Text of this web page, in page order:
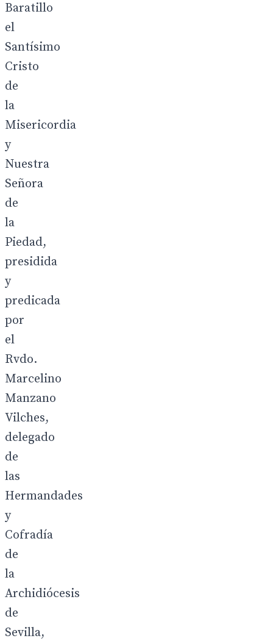
Baratillo
el
Santísimo
Cristo
de
la
Misericordia
y
Nuestra
Señora
de
la
Piedad,
presidida
y
predicada
por
el
Rvdo.
Marcelino
Manzano
Vilches,
delegado
de
las
Hermandades
y
Cofradía
de
la
Archidiócesis
de
Sevilla,